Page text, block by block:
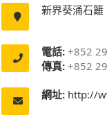
新界葵涌石籬
電話: +852
傳真: +852
網址: http://